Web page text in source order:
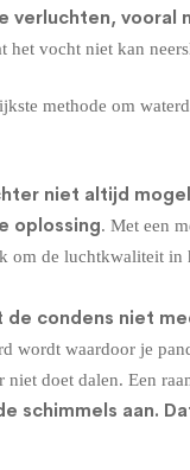
vooral
het vocht niet kan
methode om
niet altijd
oplossing. Met een
om de luchtkwaliteit in
de condens niet
wordt waardoor je
niet doet dalen. Een
schimmels aan.